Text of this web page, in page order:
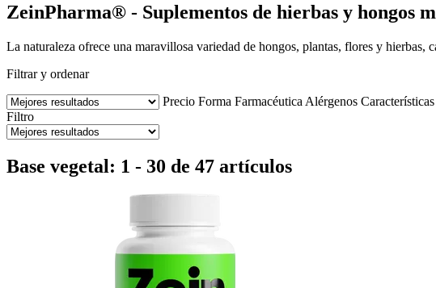
ZeinPharma® - Suplementos de hierbas y hongos
La naturaleza ofrece una maravillosa variedad de hongos, plantas, flores y hierbas,
Filtrar y ordenar
Precio Forma Farmacéutica Alérgenos Características
Filtro
Base vegetal: 1 - 30 de 47 artículos